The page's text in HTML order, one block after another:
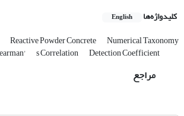
کلیدواژه‌ها English
Reactive Powder Concrete Numerical Taxonomy
s Correlation Detection Coefficient
مراجع